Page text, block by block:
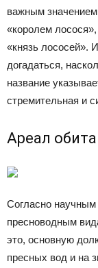
важным
«королем
«князь лососей».
догадаться,
название
стремительная и
Ареал
Согласно научным
пресноводным
это, основную
пресных вод и на